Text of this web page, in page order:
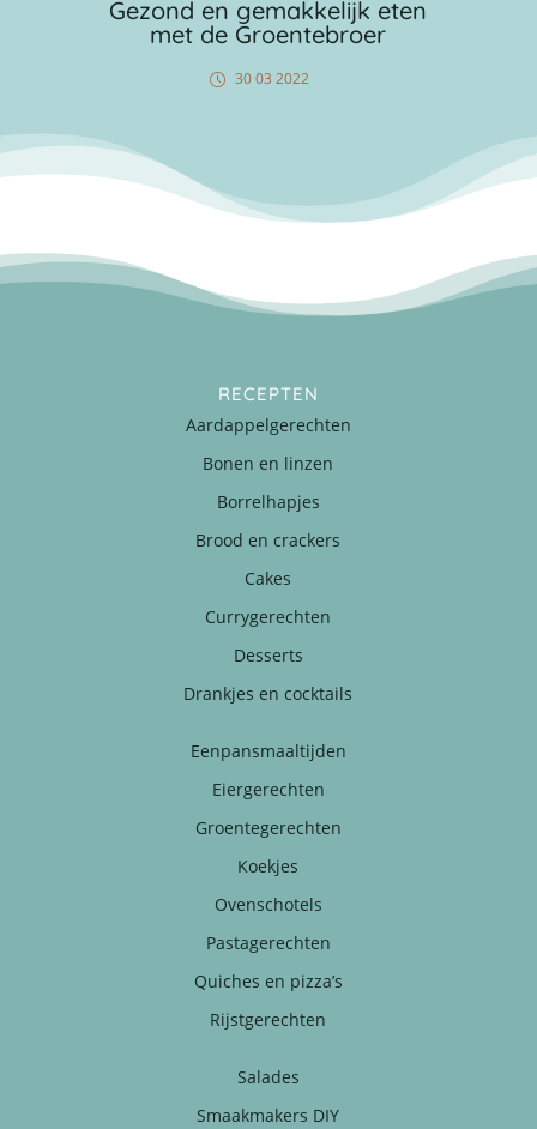
Gezond en gemakkelijk eten
met de Groentebroer
30 03 2022
RECEPTEN
Aardappelgerechten
Bonen en linzen
Borrelhapjes
Brood en crackers
Cakes
Currygerechten
Desserts
Drankjes en cocktails
Eenpansmaaltijden
Eiergerechten
Groentegerechten
Koekjes
Ovenschotels
Pastagerechten
Quiches en pizza’s
Rijstgerechten
Salades
Smaakmakers DIY